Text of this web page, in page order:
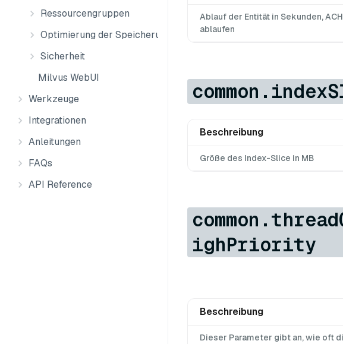
Ressourcengruppen
Optimierung der Speicherung
Sicherheit
Milvus WebUI
Werkzeuge
Integrationen
Anleitungen
FAQs
API Reference
Ablauf der Entität in Sekunden,
ablaufen
Beschreibung
Größe des Index-Slice in MB
ighPriority
Beschreibung
Dieser Parameter gibt an, wie oft